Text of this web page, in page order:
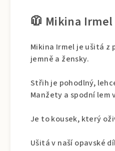
🧥 Mikina Irmel
Mikina Irmel je ušitá
jemně a žensky.
Střih je pohodlný,
Manžety a spodní
Je to kousek, který
Ušitá v naší opavské